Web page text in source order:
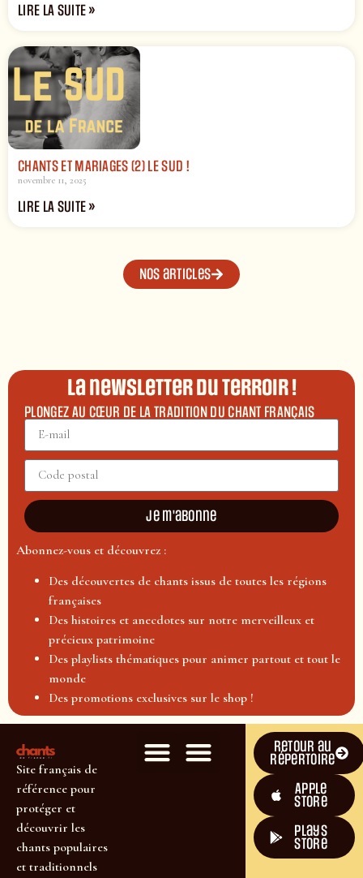
LIRE LA SUITE »
CHANTS ET MARIAGES (2) LE SUD !
novembre 11, 2025
LIRE LA SUITE »
Nos articles
La newsletter du terroir !
PLONGEZ AU CŒUR DE LA TRADITION DU CHANT FRANÇAIS
Je m'abonne
Abonnez-vous et découvrez :
Des découvertes de chants issus de toutes les régions
françaises
Des histoires et anecdotes sur notre merveilleux et
précieux patrimoine
Des playlists thématiques pour animer partout et tout le
monde
Des promotions exclusives sur le shop !
Site français de
référence pour
protéger et
découvrir les
chants populaires
et traditionnels
Retour au
répertoire
Apple
Store
plays
store